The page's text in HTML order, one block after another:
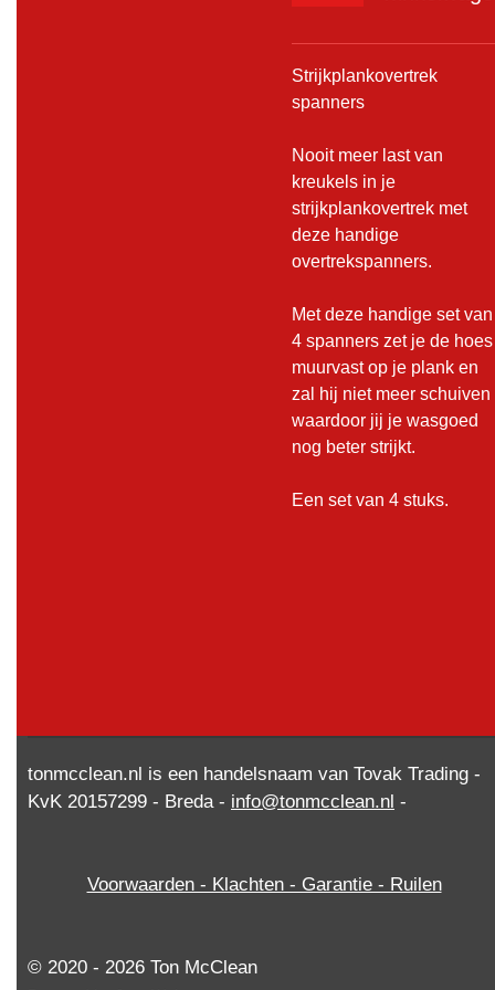
Strijkplankovertrek
spanners
Nooit meer last van
kreukels in je
strijkplankovertrek met
deze handige
overtrekspanners.
Met deze handige set van
4 spanners zet je de hoes
muurvast op je plank en
zal hij niet meer schuiven
waardoor jij je wasgoed
nog beter strijkt.
Een set van 4 stuks.
tonmcclean.nl is een handelsnaam van Tovak Trading -
KvK 20157299 - Breda - info@tonmcclean.nl -
Voorwaarden - Klachten - Garantie - Ruilen
© 2020 - 2026 Ton McClean